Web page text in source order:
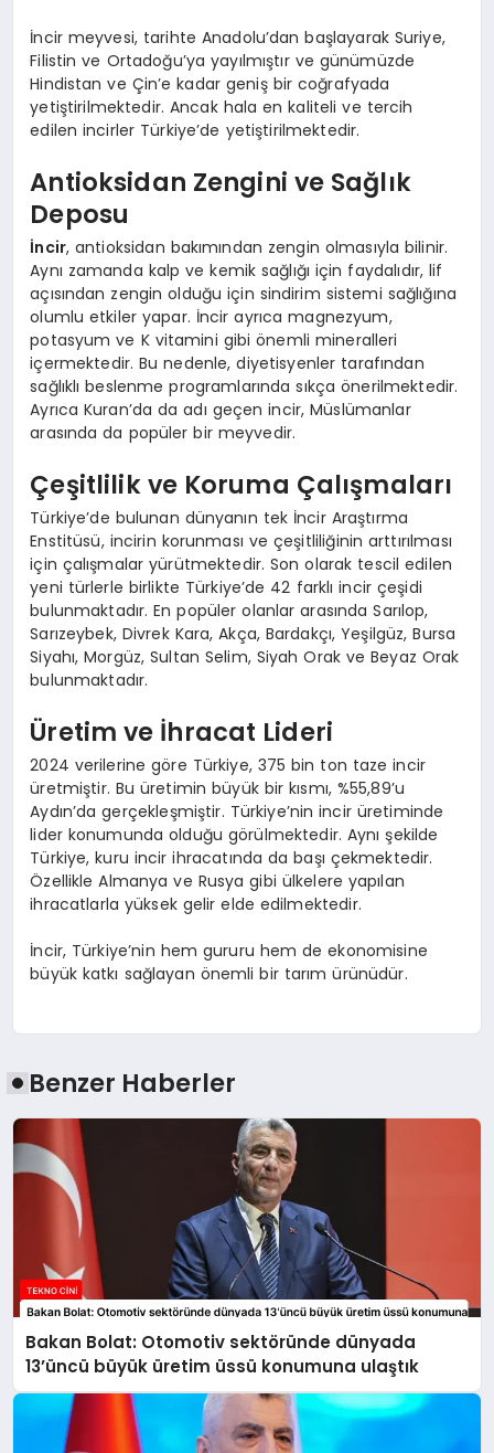
İncir meyvesi, tarihte Anadolu’dan başlayarak Suriye,
Filistin ve Ortadoğu’ya yayılmıştır ve günümüzde
Hindistan ve Çin’e kadar geniş bir coğrafyada
yetiştirilmektedir. Ancak hala en kaliteli ve tercih
edilen incirler Türkiye’de yetiştirilmektedir.
Antioksidan Zengini ve Sağlık
Deposu
İncir, antioksidan bakımından zengin olmasıyla bilinir.
Aynı zamanda kalp ve kemik sağlığı için faydalıdır, lif
açısından zengin olduğu için sindirim sistemi sağlığına
olumlu etkiler yapar. İncir ayrıca magnezyum,
potasyum ve K vitamini gibi önemli mineralleri
içermektedir. Bu nedenle, diyetisyenler tarafından
sağlıklı beslenme programlarında sıkça önerilmektedir.
Ayrıca Kuran’da da adı geçen incir, Müslümanlar
arasında da popüler bir meyvedir.
Çeşitlilik ve Koruma Çalışmaları
Türkiye’de bulunan dünyanın tek İncir Araştırma
Enstitüsü, incirin korunması ve çeşitliliğinin arttırılması
için çalışmalar yürütmektedir. Son olarak tescil edilen
yeni türlerle birlikte Türkiye’de 42 farklı incir çeşidi
bulunmaktadır. En popüler olanlar arasında Sarılop,
Sarızeybek, Divrek Kara, Akça, Bardakçı, Yeşilgüz, Bursa
Siyahı, Morgüz, Sultan Selim, Siyah Orak ve Beyaz Orak
bulunmaktadır.
Üretim ve İhracat Lideri
2024 verilerine göre Türkiye, 375 bin ton taze incir
üretmiştir. Bu üretimin büyük bir kısmı, %55,89’u
Aydın’da gerçekleşmiştir. Türkiye’nin incir üretiminde
lider konumunda olduğu görülmektedir. Aynı şekilde
Türkiye, kuru incir ihracatında da başı çekmektedir.
Özellikle Almanya ve Rusya gibi ülkelere yapılan
ihracatlarla yüksek gelir elde edilmektedir.
İncir, Türkiye’nin hem gururu hem de ekonomisine
büyük katkı sağlayan önemli bir tarım ürünüdür.
Benzer Haberler
Bakan Bolat: Otomotiv sektöründe dünyada
13’üncü büyük üretim üssü konumuna ulaştık